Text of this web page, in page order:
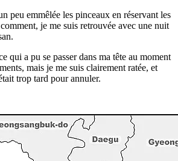
peu emmêlée les pinceaux en réservant les
je me suis retrouvée avec une nuit
qui a pu se passer dans ma tête au moment
mais je me suis clairement ratée, et
trop tard pour annuler.